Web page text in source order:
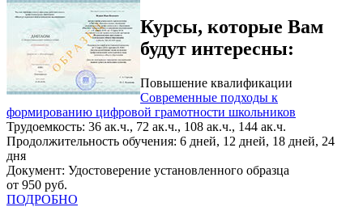
Курсы, которые Вам
будут интересны:
Повышение квалификации
Современные подходы к
формированию цифровой грамотности школьников
Трудоемкость: 36 ак.ч., 72 ак.ч., 108 ак.ч., 144 ак.ч.
Продолжительность обучения: 6 дней, 12 дней, 18 дней, 24
дня
Документ: Удостоверение установленного образца
от 950 руб.
ПОДРОБНО